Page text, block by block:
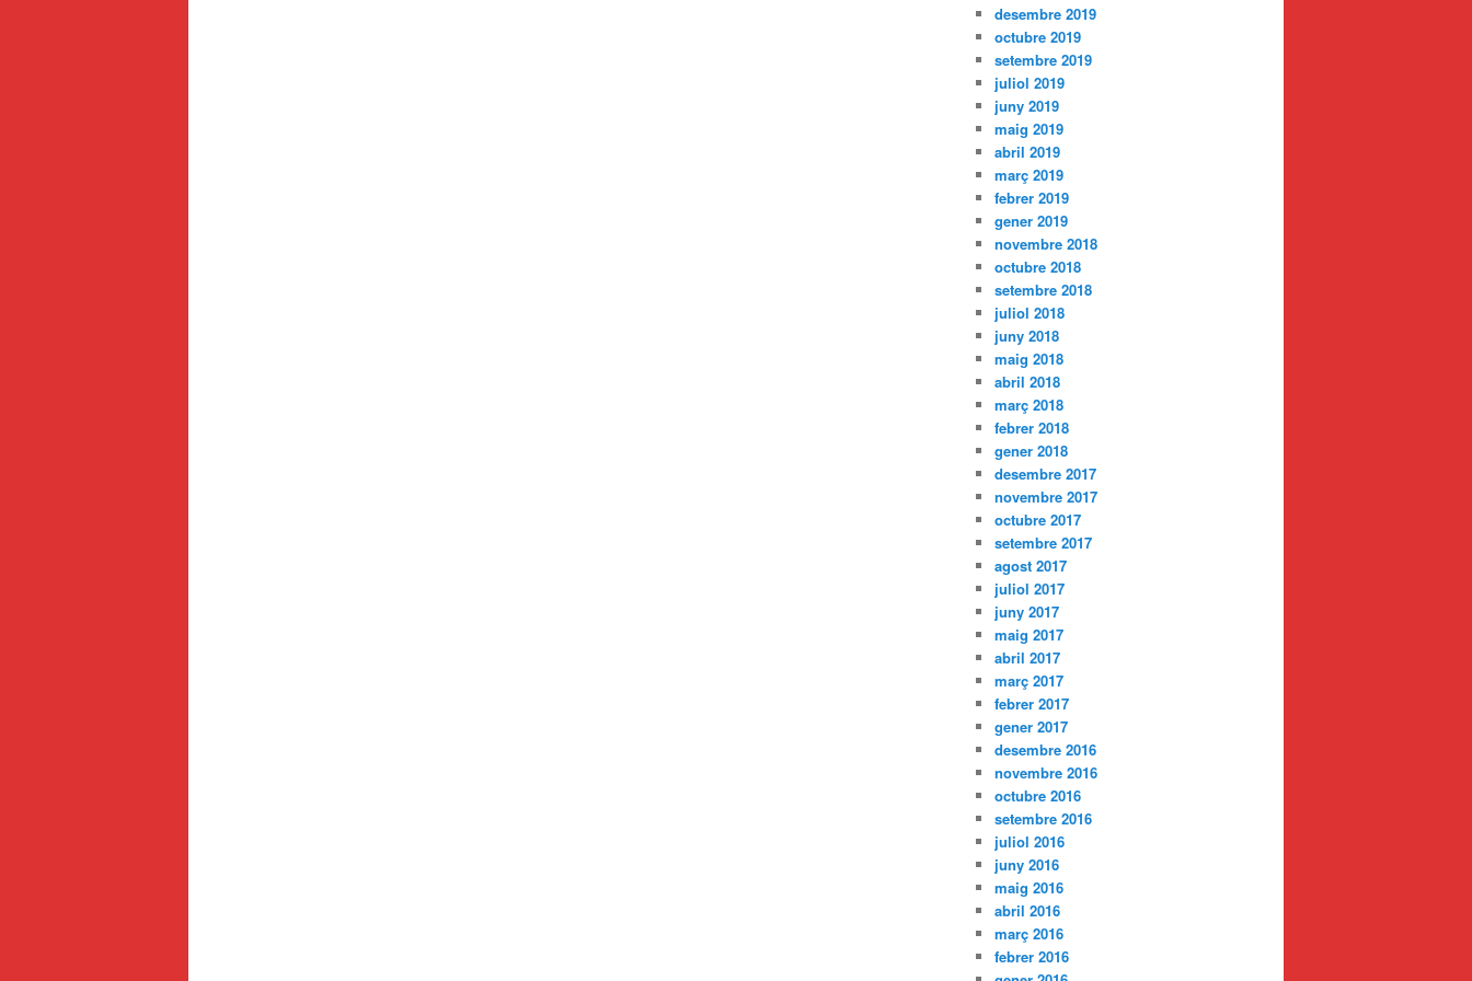
desembre 2019
octubre 2019
setembre 2019
juliol 2019
juny 2019
maig 2019
abril 2019
març 2019
febrer 2019
gener 2019
novembre 2018
octubre 2018
setembre 2018
juliol 2018
juny 2018
maig 2018
abril 2018
març 2018
febrer 2018
gener 2018
desembre 2017
novembre 2017
octubre 2017
setembre 2017
agost 2017
juliol 2017
juny 2017
maig 2017
abril 2017
març 2017
febrer 2017
gener 2017
desembre 2016
novembre 2016
octubre 2016
setembre 2016
juliol 2016
juny 2016
maig 2016
abril 2016
març 2016
febrer 2016